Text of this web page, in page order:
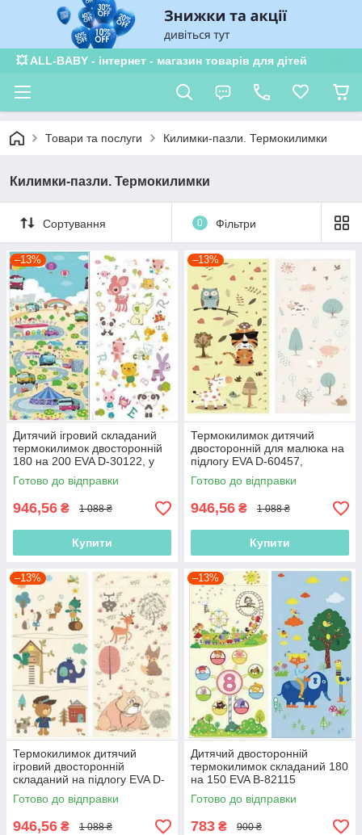
💥 ALL-BABY - інтернет - магазин товарів для дітей
Товари та послуги Килимки-пазли. Термокилимки
Килимки-пазли. Термокилимки
Сортування 0 Фільтри
–13%
Дитячий ігровий складаний
термокилимок двосторонній
180 на 200 EVA D-30122, у
сумці
Готово до відправки
946,56 ₴ 1 088 ₴
Купити
–13%
Термокилимок дитячий
двосторонній для малюка на
підлогу EVA D-60457,
180х200х0.8 см, у сумці
Готово до відправки
946,56 ₴ 1 088 ₴
Купити
–13%
Термокилимок дитячий
ігровий двосторонній
складаний на підлогу EVA D-
70804, 180х200х0.8 см, у
сумці
Готово до відправки
946,56 ₴ 1 088 ₴
–13%
Дитячий двосторонній
термокилимок складаний 180
на 150 EVA В-82115
180х150х0.8 см, у сумці
Готово до відправки
783 ₴ 900 ₴